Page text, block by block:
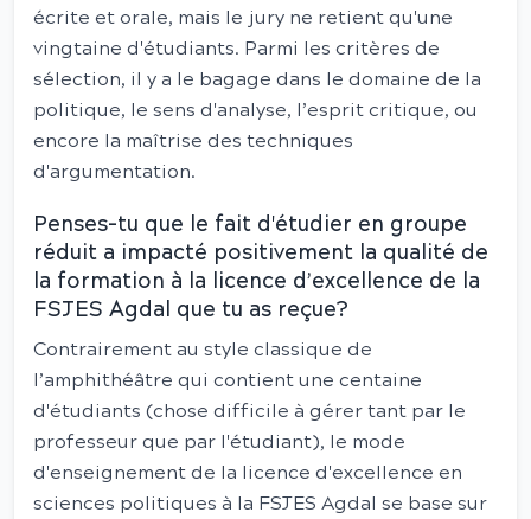
écrite et orale, mais le jury ne retient qu'une
vingtaine d'étudiants. Parmi les critères de
sélection, il y a le bagage dans le domaine de la
politique, le sens d'analyse, l’esprit critique, ou
encore la maîtrise des techniques
d'argumentation.
Penses-tu que le fait d'étudier en groupe
réduit a impacté positivement la qualité de
la formation à la licence d’excellence de la
FSJES Agdal que tu as reçue?
Contrairement au style classique de
l’amphithéâtre qui contient une centaine
d'étudiants (chose difficile à gérer tant par le
professeur que par l'étudiant), le mode
d'enseignement de la licence d'excellence en
sciences politiques à la FSJES Agdal se base sur